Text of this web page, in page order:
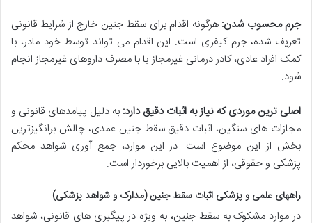
جرم محسوب شدن: هرگونه اقدام برای سقط جنین خارج از شرایط قانونی
تعریف شده، جرم کیفری است. این اقدام می تواند توسط خود مادر، با
کمک افراد عادی، کادر درمانی غیرمجاز یا با مصرف داروهای غیرمجاز انجام
شود.
اصلی ترین موردی که نیاز به اثبات دقیق دارد: به دلیل پیامدهای قانونی و
مجازات های سنگین، اثبات دقیق سقط جنین عمدی، چالش برانگیزترین
بخش از این موضوع است. در این موارد، جمع آوری شواهد محکم
پزشکی و حقوقی، از اهمیت بالایی برخوردار است.
راههای علمی و پزشکی اثبات سقط جنین (مدارک و شواهد پزشکی)
در موارد مشکوک به سقط جنین، به ویژه در پیگیری های قانونی، شواهد